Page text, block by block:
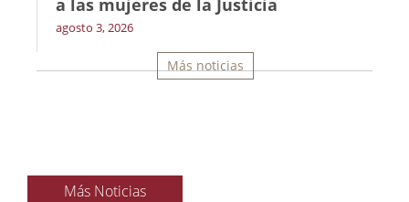
a las mujeres de la Justicia
agosto 3, 2026
Más noticias
Más Noticias